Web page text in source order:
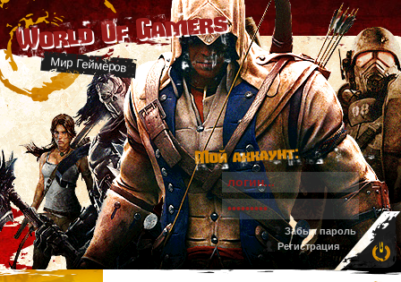
World Of Gamers
Мир Геймеров
Мой аккаунт:
Забыл пароль
Регистрация